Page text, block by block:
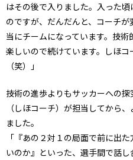
はその後で入りました。入った
のですが、だんだんと、コーチ
当にチームになっています。技
楽しいので続けています。しほ
（笑）」
技術の進歩よりもサッカーへの
（しほコーチ）が担当してから
ました。
「『あの２対１の局面で前に出
いのか』といった、選手間で話